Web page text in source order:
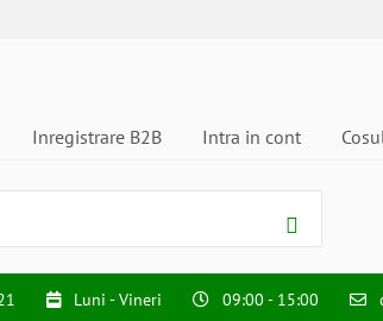
Inregistrare B2B Intra in cont
Luni - Vineri 09:00 - 15:00